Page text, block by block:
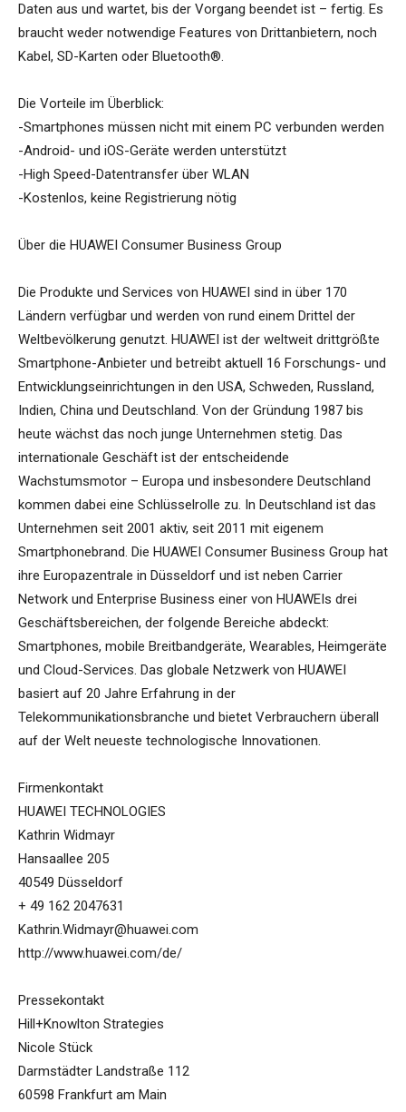
Daten aus und wartet, bis der Vorgang beendet ist – fertig. Es
braucht weder notwendige Features von Drittanbietern, noch
Kabel, SD-Karten oder Bluetooth®.
Die Vorteile im Überblick:
-Smartphones müssen nicht mit einem PC verbunden werden
-Android- und iOS-Geräte werden unterstützt
-High Speed-Datentransfer über WLAN
-Kostenlos, keine Registrierung nötig
Über die HUAWEI Consumer Business Group
Die Produkte und Services von HUAWEI sind in über 170
Ländern verfügbar und werden von rund einem Drittel der
Weltbevölkerung genutzt. HUAWEI ist der weltweit drittgrößte
Smartphone-Anbieter und betreibt aktuell 16 Forschungs- und
Entwicklungseinrichtungen in den USA, Schweden, Russland,
Indien, China und Deutschland. Von der Gründung 1987 bis
heute wächst das noch junge Unternehmen stetig. Das
internationale Geschäft ist der entscheidende
Wachstumsmotor – Europa und insbesondere Deutschland
kommen dabei eine Schlüsselrolle zu. In Deutschland ist das
Unternehmen seit 2001 aktiv, seit 2011 mit eigenem
Smartphonebrand. Die HUAWEI Consumer Business Group hat
ihre Europazentrale in Düsseldorf und ist neben Carrier
Network und Enterprise Business einer von HUAWEIs drei
Geschäftsbereichen, der folgende Bereiche abdeckt:
Smartphones, mobile Breitbandgeräte, Wearables, Heimgeräte
und Cloud-Services. Das globale Netzwerk von HUAWEI
basiert auf 20 Jahre Erfahrung in der
Telekommunikationsbranche und bietet Verbrauchern überall
auf der Welt neueste technologische Innovationen.
Firmenkontakt
HUAWEI TECHNOLOGIES
Kathrin Widmayr
Hansaallee 205
40549 Düsseldorf
+ 49 162 2047631
Kathrin.Widmayr@huawei.com
http://www.huawei.com/de/
Pressekontakt
Hill+Knowlton Strategies
Nicole Stück
Darmstädter Landstraße 112
60598 Frankfurt am Main